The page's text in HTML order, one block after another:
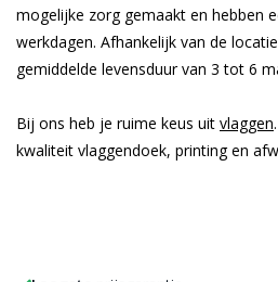
mogelijke zorg gemaakt en hebben
werkdagen. Afhankelijk van de
gemiddelde levensduur van 3 tot 6
Bij ons heb je ruime keus uit vlaggen
kwaliteit vlaggendoek, printing en